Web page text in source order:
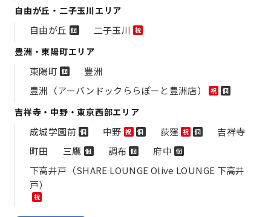
自由が丘・二子玉川エリア
自由が丘 個 二子玉川 祝
豊洲・東陽町エリア
東陽町 個
豊洲
豊洲（アーバンドックららぽーと豊洲店）
祝 個
吉祥寺・中野・東京西部エリア
成城学園前 個 中野 祝 個 荻窪 祝 個
吉祥寺
町田
三鷹 個 調布 個 府中 個
下高井戸（SHARE LOUNGE Olive LOUNGE 下高井
戸）
祝